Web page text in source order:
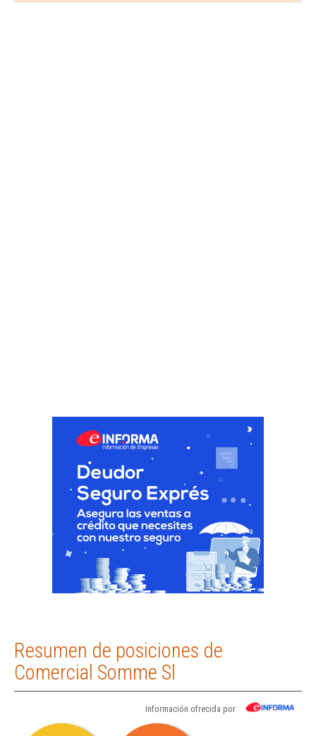
Resumen de posiciones de
Comercial Somme Sl
Información ofrecida por